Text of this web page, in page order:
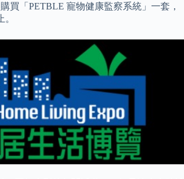
買「PETBLE 寵物健康監察系統」一套，